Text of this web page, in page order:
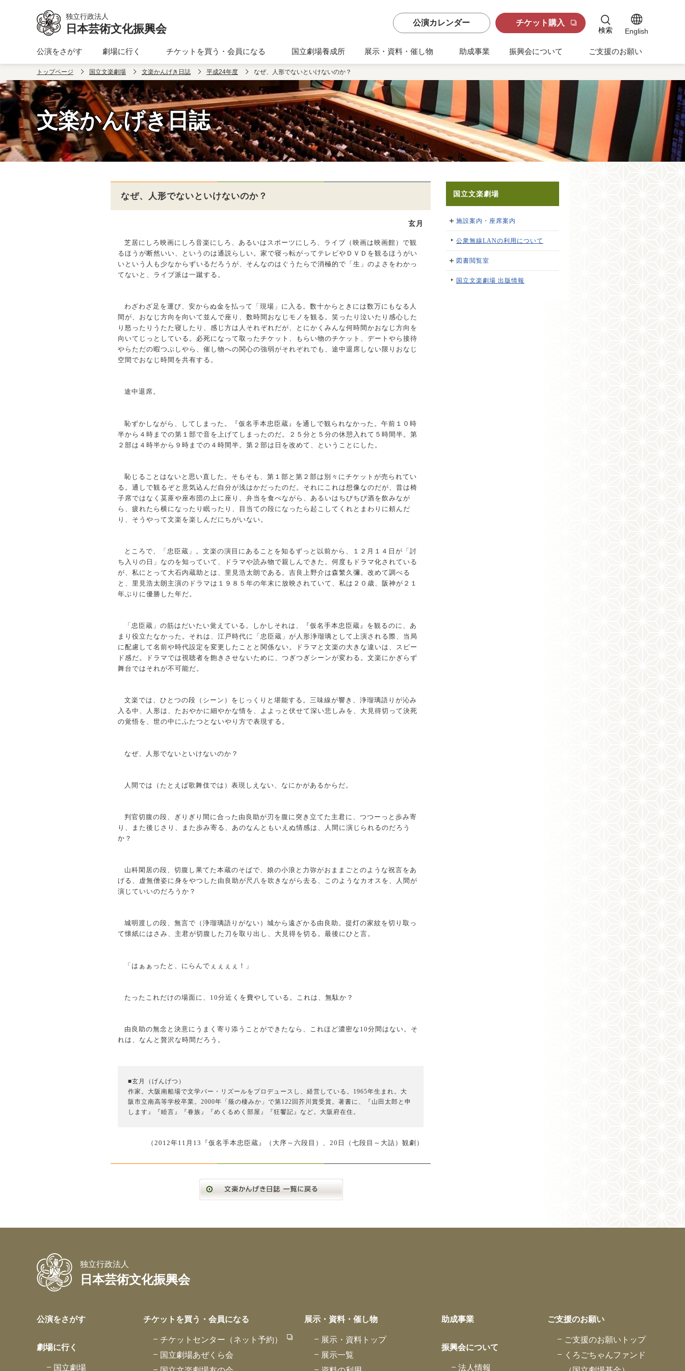
本文へ移動
独立行政法人
日本芸術文化振興会 公演カレンダー チケット購入
検索 English
公演をさがす 劇場に行く チケットを買う・会員になる 国立劇場養成所 展示・資料・催し物 助成事業 振興会について ご支援のお願い
トップページ 国立文楽劇場 文楽かんげき日誌 平成24年度 なぜ、人形でないといけないのか？
文楽かんげき日誌
なぜ、人形でないといけないのか？
玄月
芝居にしろ映画にしろ音楽にしろ、あるいはスポーツにしろ、ライブ（映画は映画館）で観
るほうが断然いい、というのは通説らしい。家で寝っ転がってテレビやＤＶＤを観るほうがい
いという人も少なからずいるだろうが、そんなのはぐうたらで消極的で「生」のよさをわかっ
てないと、ライブ派は一蹴する。
わざわざ足を運び、安からぬ金を払って「現場」に入る。数十からときには数万にもなる人
間が、おなじ方向を向いて並んで座り、数時間おなじモノを観る。笑ったり泣いたり感心した
り怒ったりうたた寝したり、感じ方は人それぞれだが、とにかくみんな何時間かおなじ方向を
向いてじっとしている。必死になって取ったチケット、もらい物のチケット、デートやら接待
やらただの暇つぶしやら、催し物への関心の強弱がそれぞれでも、途中退席しない限りおなじ
空間でおなじ時間を共有する。
途中退席。
恥ずかしながら、してしまった。『仮名手本忠臣蔵』を通しで観られなかった。午前１０時
半から４時までの第１部で音を上げてしまったのだ。２５分と５分の休憩入れて５時間半。第
２部は４時半から９時までの４時間半。第２部は日を改めて、ということにした。
恥じることはないと思い直した。そもそも、第１部と第２部は別々にチケットが売られてい
る。通しで観るぞと意気込んだ自分が浅はかだったのだ。それにこれは想像なのだが、昔は椅
子席ではなく茣蓙や座布団の上に座り、弁当を食べながら、あるいはちびちび酒を飲みなが
ら、疲れたら横になったり眠ったり、目当ての段になったら起こしてくれとまわりに頼んだ
り、そうやって文楽を楽しんだにちがいない。
ところで、「忠臣蔵」。文楽の演目にあることを知るずっと以前から、１２月１４日が「討
ち入りの日」なのを知っていて、ドラマや読み物で親しんできた。何度もドラマ化されている
が、私にとって大石内蔵助とは、里見浩太朗である。吉良上野介は森繁久彌。改めて調べる
と、里見浩太朗主演のドラマは１９８５年の年末に放映されていて、私は２０歳、阪神が２１
年ぶりに優勝した年だ。
「忠臣蔵」の筋はだいたい覚えている。しかしそれは、『仮名手本忠臣蔵』を観るのに、あ
まり役立たなかった。それは、江戸時代に「忠臣蔵」が人形浄瑠璃として上演される際、当局
に配慮して名前や時代設定を変更したことと関係ない。ドラマと文楽の大きな違いは、スピー
ド感だ。ドラマでは視聴者を飽きさせないために、つぎつぎシーンが変わる。文楽にかぎらず
舞台ではそれが不可能だ。
文楽では、ひとつの段（シーン）をじっくりと堪能する。三味線が響き、浄瑠璃語りが沁み
入る中、人形は、たおやかに細やかな情を、よよっと伏せて深い悲しみを、大見得切って決死
の覚悟を、世の中にふたつとないやり方で表現する。
なぜ、人形でないといけないのか？
人間では（たとえば歌舞伎では）表現しえない、なにかがあるからだ。
判官切腹の段、ぎりぎり間に合った由良助が刃を腹に突き立てた主君に、つつーっと歩み寄
り、また後じさり、また歩み寄る、あのなんともいえぬ情感は、人間に演じられるのだろう
か？
山科閑居の段、切腹し果てた本蔵のそばで、娘の小浪と力弥がおままごとのような祝言をあ
げる、虚無僧姿に身をやつした由良助が尺八を吹きながら去る、このようなカオスを、人間が
演じていいのだろうか？
城明渡しの段、無言で（浄瑠璃語りがない）城から遠ざかる由良助。提灯の家紋を切り取っ
て懐紙にはさみ、主君が切腹した刀を取り出し、大見得を切る。最後にひと言。
「はぁぁったと、にらんでぇぇぇぇ！」
たったこれだけの場面に、10分近くを費やしている。これは、無駄か？
由良助の無念と決意にうまく寄り添うことができたなら、これほど濃密な10分間はない。そ
れは、なんと贅沢な時間だろう。
■玄月（げんげつ）
作家。大阪南船場で文学バー・リズールをプロデュースし、経営している。1965年生まれ。大
阪市立南高等学校卒業。2000年「蔭の棲みか」で第122回芥川賞受賞。著書に、『山田太郎と申
します』『睦言』『眷族』『めくるめく部屋』『狂饗記』など。大阪府在住。
（2012年11月13『仮名手本忠臣蔵』（大序～六段目）、20日（七段目～大詰）観劇）
国立文楽劇場
施設案内・座席案内
公衆無線LANの利用について
図書閲覧室
国立文楽劇場 出版情報
独立行政法人
日本芸術文化振興会
公演をさがす
劇場に行く
国立劇場
チケットを買う・会員になる
チケットセンター （ネット予約）
国立劇場あぜくら会
展示・資料・催し物
展示・資料トップ
展示一覧
助成事業
振興会について
法人情報
ご支援のお願い
ご支援のお願いトップ
くろごちゃんファンド